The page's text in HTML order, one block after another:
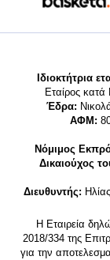
Ιδιοκτήτρια
Εταίρος
Έδρα:
ΑΦΜ:
Νόμιμος
Δικαιούχος
Διευθυντής:
Η Εταιρεία
2018/334 της
για την